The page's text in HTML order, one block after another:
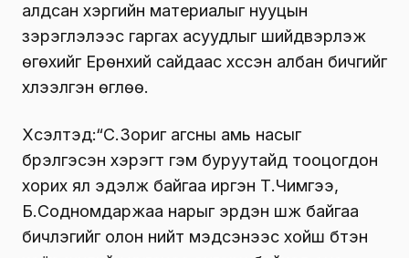
алдсан хэргийн материалыг нууцын
зэрэглэлээс гаргах асуудлыг шийдвэрлэж
өгөхийг Ерөнхий сайдаас хүссэн албан бичгийг
хүлээлгэн өглөө.
Хүсэлтэд:“С.Зориг агсны амь насыг
бүрэлгэсэн хэрэгт гэм буруутайд тооцогдон
хорих ял эдэлж байгаа иргэн Т.Чимгээ,
Б.Содномдаржаа нарыг эрүүдэн шүүж байгаа
бичлэгийг олон нийт мэдсэнээс хойш бүтэн